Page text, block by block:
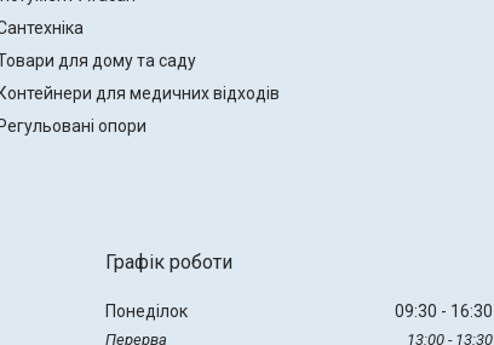
для дому та саду
Контейнери для медичних відходів
Регульовані опори
Графік роботи
Понеділок 09:30 16:30
13:00 13:30